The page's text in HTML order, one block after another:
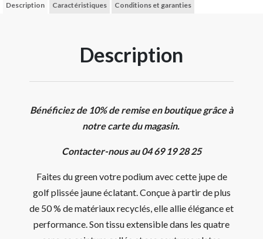
Description Caractéristiques Conditions et garanties
Description
Bénéficiez de 10% de remise en boutique grâce à
notre carte du magasin.
Contacter-nous au 04 69 19 28 25
Faites du green votre podium avec cette jupe de
golf plissée jaune éclatant. Conçue à partir de plus
de 50 % de matériaux recyclés, elle allie élégance et
performance. Son tissu extensible dans les quatre